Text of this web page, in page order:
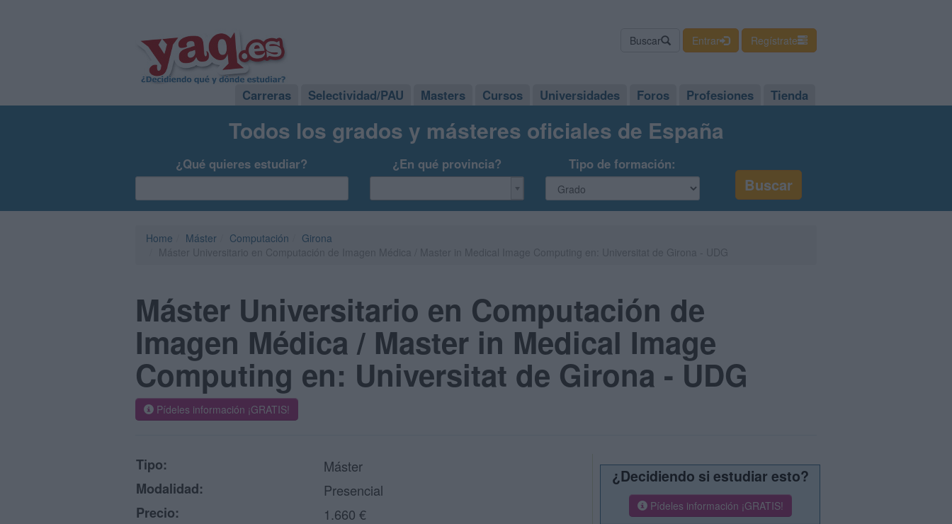
Buscar Entrar Regístrate
Carreras Selectividad/PAU Masters Cursos Universidades Foros Profesiones Tienda
Todos los grados y másteres oficiales de España
¿Qué quieres estudiar? ¿En qué provincia? Tipo de formación:
Home Máster Computación
Girona
Máster Universitario en Computación de
Imagen Médica / Master in Medical Image
Computing en: Universitat de Girona - UDG
Pídeles información ¡GRATIS!
Tipo:
Máster
Modalidad:
Presencial
Precio:
1.660 €
¿Decidiendo si estudiar esto?
Pídeles información ¡GRATIS!